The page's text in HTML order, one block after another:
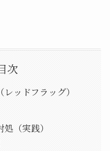
次
ッドフラッグ）
（実践）